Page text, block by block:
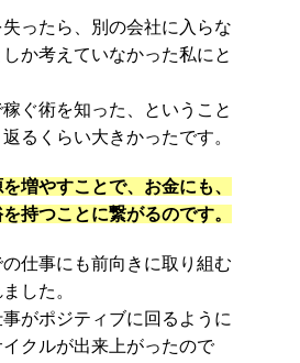
ったら、別の会社に入らな
か考えていなかった私にと
ぐ術を知った、ということ
るくらい大きかったです。
増やすことで、お金にも、
持つことに繋がるのです。
仕事にも前向きに取り組む
した。
がポジティブに回るように
クルが出来上がったので